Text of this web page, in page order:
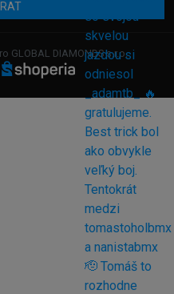
GLOBAL DIAMONDS s.r.o.